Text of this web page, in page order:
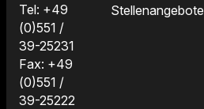
Tel: +49
(0)551 /
39-25231
Fax: +49
(0)551 /
39-25222
Stellenangebote